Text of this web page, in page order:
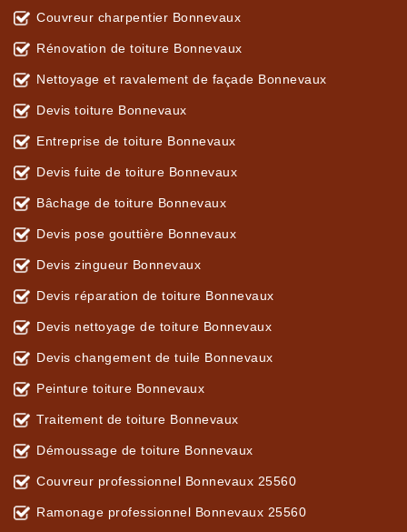
Couvreur charpentier Bonnevaux
Rénovation de toiture Bonnevaux
Nettoyage et ravalement de façade Bonnevaux
Devis toiture Bonnevaux
Entreprise de toiture Bonnevaux
Devis fuite de toiture Bonnevaux
Bâchage de toiture Bonnevaux
Devis pose gouttière Bonnevaux
Devis zingueur Bonnevaux
Devis réparation de toiture Bonnevaux
Devis nettoyage de toiture Bonnevaux
Devis changement de tuile Bonnevaux
Peinture toiture Bonnevaux
Traitement de toiture Bonnevaux
Démoussage de toiture Bonnevaux
Couvreur professionnel Bonnevaux 25560
Ramonage professionnel Bonnevaux 25560